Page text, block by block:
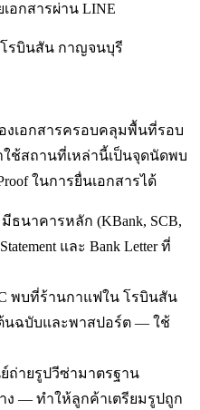
อกสารผ่าน LINE
โรบินสัน กาญจนบุรี
งเอกสารครอบคลุมพื้นที่รอบ
ช้สถานที่เหล่านี้เป็นจุดนัดพบ
ในการยื่นเอกสารได้
นาคารหลัก (KBank, SCB,
และ Bank Letter ที่
พบที่ร้านกาแฟใน โรบินสัน
นฉบับและพาสปอร์ต — ใช้
ถ่ายรูปวีซ่ามาตรฐาน
าง — ทำให้ลูกค้าเตรียมรูปถูก